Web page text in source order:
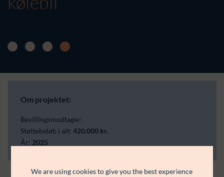
Om projektet:
Bevillingsmodtager:
Støttebeløb i alt: 420.000 kr.
År: 2025
We are using cookies to give you the best experience